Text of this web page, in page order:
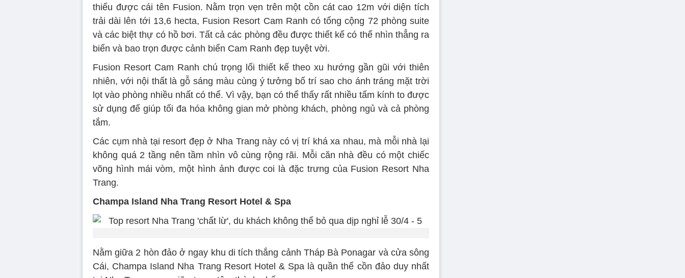
thiếu được cái tên Fusion. Nằm trọn vẹn trên một cồn cát cao 12m với diện tích
trải dài lên tới 13,6 hecta, Fusion Resort Cam Ranh có tổng cộng 72 phòng suite
và các biệt thự có hồ bơi. Tất cả các phòng đều được thiết kế có thể nhìn thẳng ra
biển và bao trọn được cảnh biển Cam Ranh đẹp tuyệt vời.
Fusion Resort Cam Ranh chú trọng lối thiết kế theo xu hướng gần gũi với thiên
nhiên, với nội thất là gỗ sáng màu cùng ý tưởng bố trí sao cho ánh tráng mặt trời
lọt vào phòng nhiều nhất có thể. Vì vậy, bạn có thể thấy rất nhiều tấm kính to được
sử dụng để giúp tối đa hóa không gian mở phòng khách, phòng ngủ và cả phòng
tắm.
Các cụm nhà tại resort đẹp ở Nha Trang này có vị trí khá xa nhau, mà mỗi nhà lại
không quá 2 tầng nên tầm nhìn vô cùng rộng rãi. Mỗi căn nhà đều có một chiếc
võng hình mái vòm, một hình ảnh được coi là đặc trưng của Fusion Resort Nha
Trang.
Champa Island Nha Trang Resort Hotel & Spa
Nằm giữa 2 hòn đảo ở ngay khu di tích thắng cảnh Tháp Bà Ponagar và cửa sông
Cái, Champa Island Nha Trang Resort Hotel & Spa là quần thể cồn đảo duy nhất